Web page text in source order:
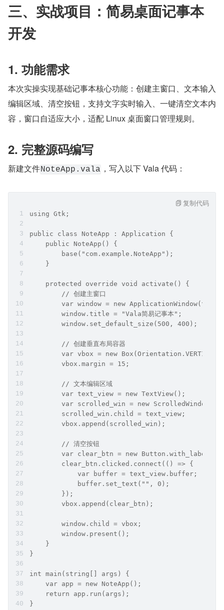
三、实战项目：简易桌面记事本
开发
1. 功能需求
本次实操实现基础记事本核心功能：创建主窗口、文本输入
编辑区域、清空按钮，支持文字实时输入、一键清空文本内
容，窗口自适应大小，适配 Linux 桌面窗口管理规则。
2. 完整源码编写
新建文件NoteApp.vala ，写入以下 Vala 代码：
using Gtk;
public class NoteApp : Application {
    public NoteApp() {
        base("com.example.NoteApp");
    }
    protected override void activate() {
        // 创建主窗口
var window = new
        window.title = "Vala简易记事本";
        window.set_default_size(500, 400);
        // 创建垂直布局容器
var vbox = new Box(Orientation.VERTICAL,
        vbox.margin = 15;
        // 文本编辑区域
        var text_view = new TextView();
        var scrolled_win = new ScrolledWindow();
        scrolled_win.child = text_view;
        vbox.append(scrolled_win);
        // 清空按钮
var clear_btn = new Button.with_label("清
        clear_btn.clicked.connect(() => {
            var buffer = text_view.buffer;
            buffer.set_text("", 0);
        });
        vbox.append(clear_btn);
        window.child = vbox;
        window.present();
    }
}
int main(string[] args) {
    var app = new NoteApp();
    return app.run(args);
}
复制代码